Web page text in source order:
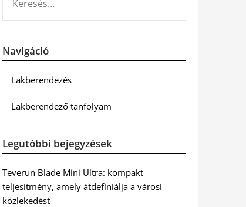
Navigáció
Lakberendezés
Lakberendező tanfolyam
Legutóbbi bejegyzések
Teverun Blade Mini Ultra: kompakt
teljesítmény, amely átdefiniálja a városi
közlekedést